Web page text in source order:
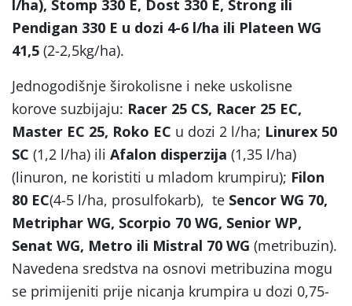
l/ha), Stomp 330 E, Dost 330 E, Strong ili
Pendigan 330 E u dozi 4-6 l/ha ili Plateen WG
41,5 (2-2,5kg/ha).
Jednogodišnje širokolisne i neke uskolisne
korove suzbijaju: Racer 25 CS, Racer 25 EC,
Master EC 25, Roko EC u dozi 2 l/ha; Linurex 50
SC (1,2 l/ha) ili Afalon disperzija (1,35 l/ha)
(linuron, ne koristiti u mladom krumpiru); Filon
80 EC(4-5 l/ha, prosulfokarb), te Sencor WG 70,
Metriphar WG, Scorpio 70 WG, Senior WP,
Senat WG, Metro ili Mistral 70 WG (metribuzin).
Navedena sredstva na osnovi metribuzina mogu
se primijeniti prije nicanja krumpira u dozi 0,75-